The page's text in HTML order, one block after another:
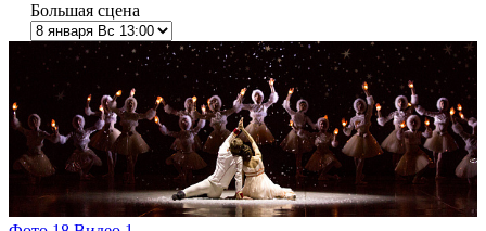
Большая сцена